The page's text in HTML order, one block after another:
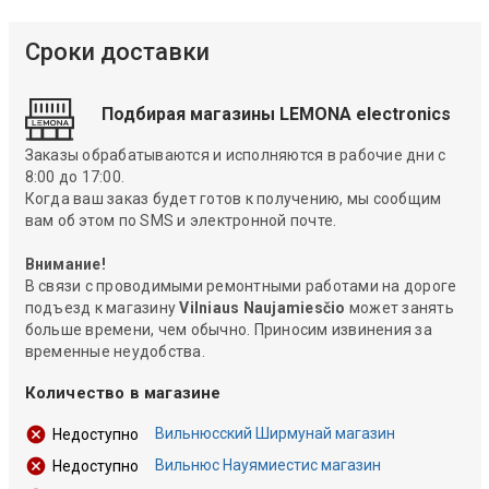
Сроки доставки
Подбирая магазины LEMONA electronics
Заказы обрабатываются и исполняются в рабочие дни с
8:00 до 17:00.
Когда ваш заказ будет готов к получению, мы сообщим
вам об этом по SMS и электронной почте.
Внимание!
В связи с проводимыми ремонтными работами на дороге
подъезд к магазинуVilniaus Naujamiesčio может занять
больше времени, чем обычно. Приносим извинения за
временные неудобства.
Количество в магазине
Недоступно
Вильнюсский Ширмунай магазин
Недоступно
Вильнюс Науямиестис магазин